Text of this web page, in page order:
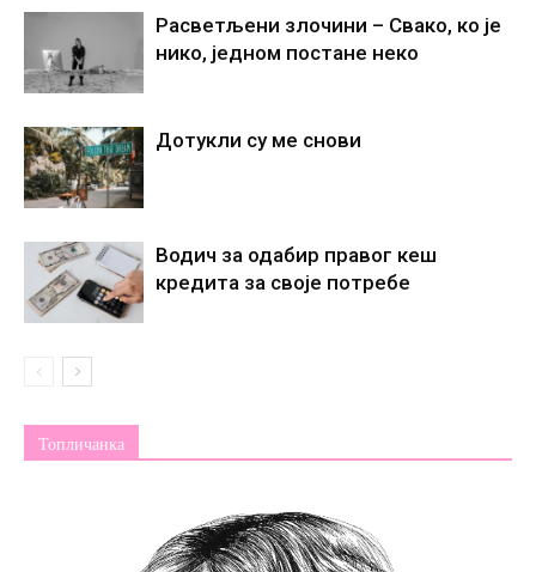
Расветљени злочини – Свако, ко је
нико, једном постане некo
Дотукли су ме снови
Водич за одабир правог кеш
кредита за своје потребе
Топличанка